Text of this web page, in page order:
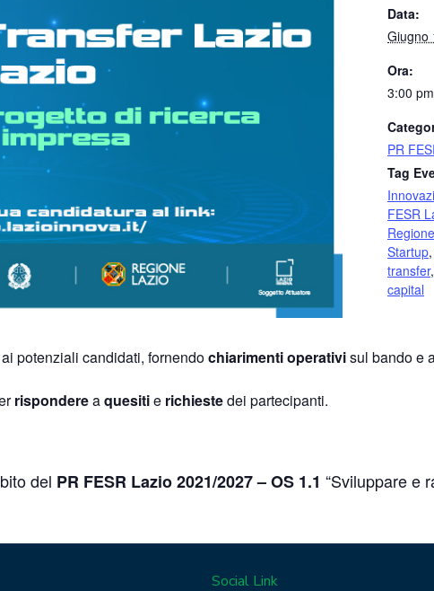
Data:
Giugno
Ora:
3:00
PR
Tag
FESR
Startup,
transfer,
capital
ai potenziali candidati, fornendochiarimenti operativisul bando e
rispondereaquesitie richiestedei partecipanti.
del PR FESR Lazio 2021/2027 – OS 1.1 “Sviluppare e
Social Link